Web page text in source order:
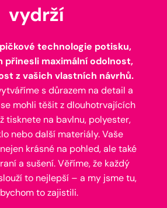
vydrží
technologie potisku,
přinesli maximální odolnost,
z vašich vlastních návrhů.
s důrazem na detail a
mohli těšit z dlouhotrvajících
tisknete na bavlnu, polyester,
nebo další materiály. Vaše
krásné na pohled, ale také
a sušení. Věříme, že každý
to nejlepší – a my jsme tu,
to zajistili.